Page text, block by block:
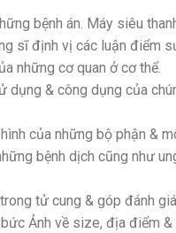
bệnh án. Máy siêu
sĩ định vị các luận điểm
những cơ quan ở cơ thể.
dụng & công dụng của
của những bộ phận &
bệnh dịch cũng như
tử cung & góp đánh giá
Ảnh về size, địa điểm &